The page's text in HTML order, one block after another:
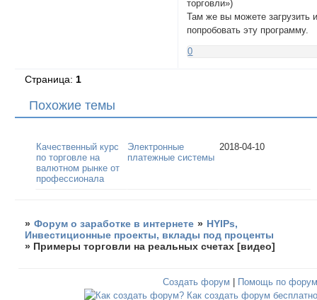
торговли»)
Там же вы можете загрузить
попробовать эту программу.
0
Страница: 1
Похожие темы
Качественный курс
по торговле на
валютном рынке от
профессионала
Электронные
платежные системы
2018-04-10
» Форум о заработке в интернете » HYIPs,
Инвестиционные проекты, вклады под проценты
» Примеры торговли на реальных счетах [видео]
Создать форум Помощь по